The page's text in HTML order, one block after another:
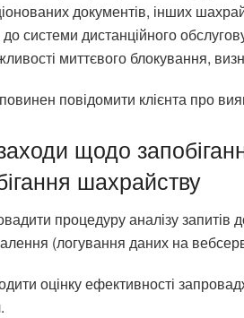
документів, інших
до системи дистанційного
миттєвого блокування,
повідомити клієнта про
щодо
шахрайству
процедуру аналізу запитів
(логування даних на
оцінку ефективності